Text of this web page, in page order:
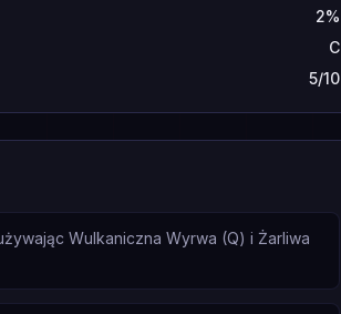
2%
C
5/10
Wulkaniczna Wyrwa (Q) i Żarliwa